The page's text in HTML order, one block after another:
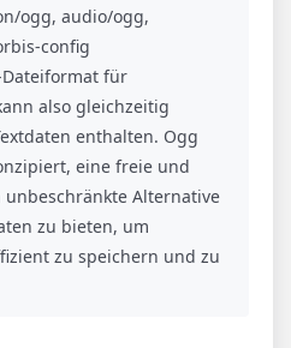
ogg, audio/ogg,
config
für
also gleichzeitig
enthalten. Ogg
eine freie und
Alternative
zu bieten, um
zu speichern und zu